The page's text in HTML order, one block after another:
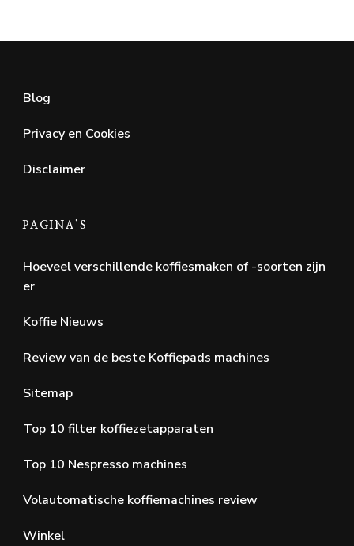
Blog
Privacy en Cookies
Disclaimer
PAGINA’S
Hoeveel verschillende koffiesmaken of -soorten zijn
er
Koffie Nieuws
Review van de beste Koffiepads machines
Sitemap
Top 10 filter koffiezetapparaten
Top 10 Nespresso machines
Volautomatische koffiemachines review
Winkel